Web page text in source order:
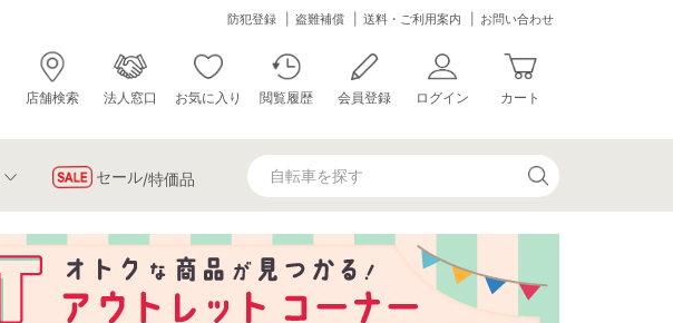
防犯登録 盗難補償 送料・ご利用案内 お問い合わせ
店舗検索 法人窓口 お気に入り 閲覧履歴 会員登録 ログイン カート
セール/特価品